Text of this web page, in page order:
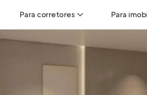
Para corretores
Leads para Corretores
Para
Leads